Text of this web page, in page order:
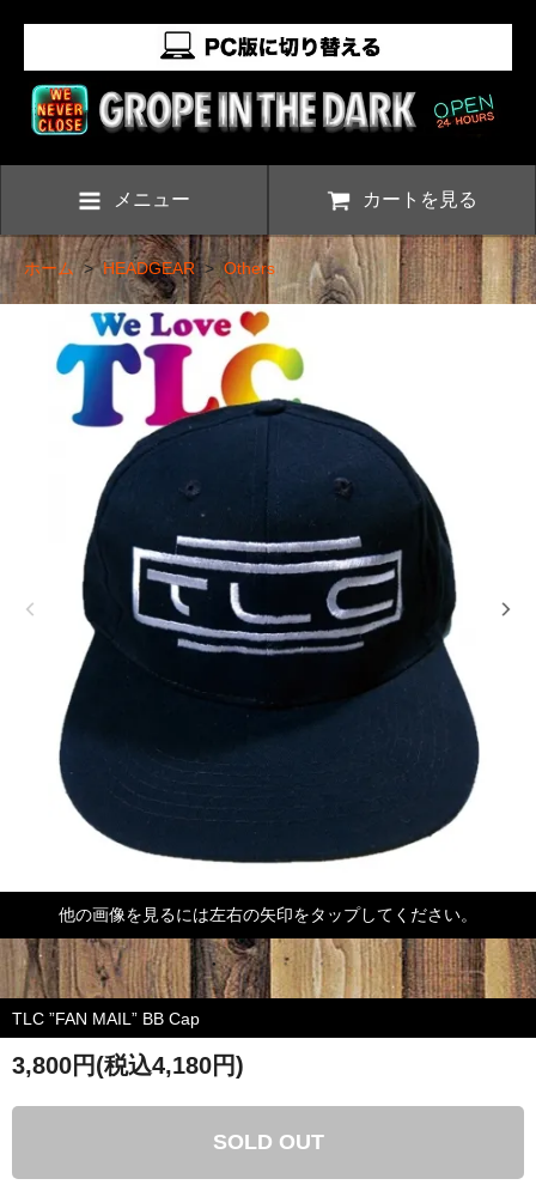
メニュー カートを見る
ホーム>HEADGEAR>Others
他の画像を見るには左右の矢印をタップしてください。
TLC ”FAN MAIL” BB Cap
3,800円(税込4,180円)
SOLD OUT